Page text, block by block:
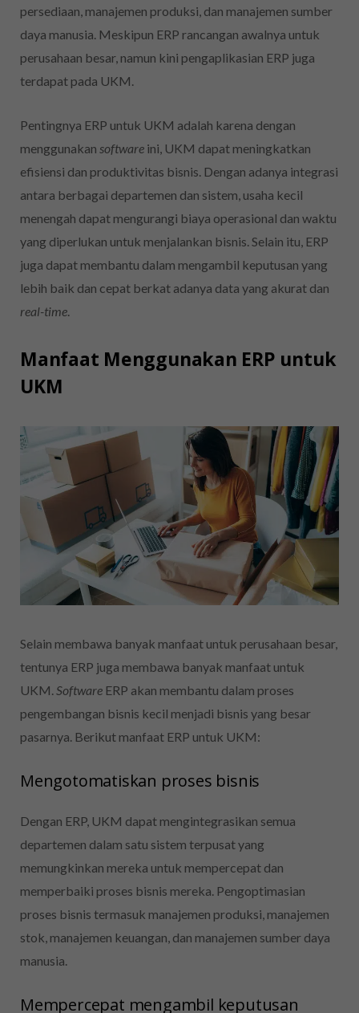
persediaan, manajemen produksi, dan manajemen sumber
daya manusia. Meskipun ERP rancangan awalnya untuk
perusahaan besar, namun kini pengaplikasian ERP juga
terdapat pada UKM.
Pentingnya ERP untuk UKM adalah karena dengan
menggunakan software ini, UKM dapat meningkatkan
efisiensi dan produktivitas bisnis. Dengan adanya integrasi
antara berbagai departemen dan sistem, usaha kecil
menengah dapat mengurangi biaya operasional dan waktu
yang diperlukan untuk menjalankan bisnis. Selain itu, ERP
juga dapat membantu dalam mengambil keputusan yang
lebih baik dan cepat berkat adanya data yang akurat dan
real-time.
Manfaat Menggunakan ERP untuk
UKM
Selain membawa banyak manfaat untuk perusahaan besar,
tentunya ERP juga membawa banyak manfaat untuk
UKM.Software ERP akan membantu dalam proses
pengembangan bisnis kecil menjadi bisnis yang besar
pasarnya. Berikut manfaat ERP untuk UKM:
Mengotomatiskan proses bisnis
Dengan ERP, UKM dapat mengintegrasikan semua
departemen dalam satu sistem terpusat yang
memungkinkan mereka untuk mempercepat dan
memperbaiki proses bisnis mereka. Pengoptimasian
proses bisnis termasuk manajemen produksi, manajemen
stok, manajemen keuangan, dan manajemen sumber daya
manusia.
Mempercepat mengambil keputusan